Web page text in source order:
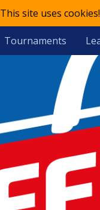
This site uses
Tournaments